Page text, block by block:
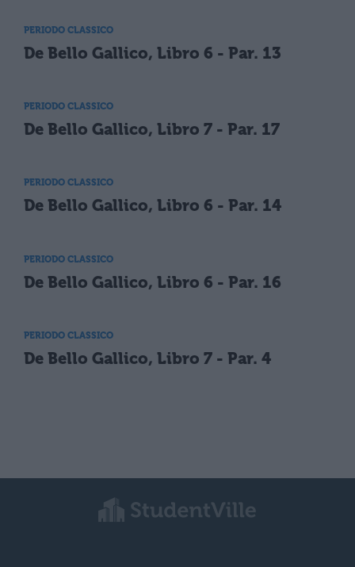
PERIODO CLASSICO
De Bello Gallico, Libro 6 - Par. 13
PERIODO CLASSICO
De Bello Gallico, Libro 7 - Par. 17
PERIODO CLASSICO
De Bello Gallico, Libro 6 - Par. 14
PERIODO CLASSICO
De Bello Gallico, Libro 6 - Par. 16
PERIODO CLASSICO
De Bello Gallico, Libro 7 - Par. 4